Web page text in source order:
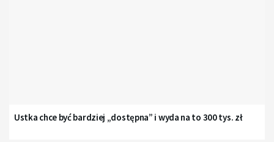
Ustka chce być bardziej „dostępna” i wyda na to 300 tys. zł